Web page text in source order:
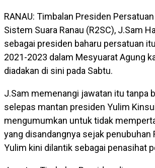
RANAU: Timbalan Presiden
Sistem Suara Ranau (R2SC), J.Sam
sebagai presiden baharu persatuan
2021-2023 dalam Mesyuarat Agung
diadakan di sini pada Sabtu.
J.Sam memenangi jawatan itu tanpa
selepas mantan presiden Yulim
mengumumkan untuk tidak
yang disandangnya sejak penubuhan
Yulim kini dilantik sebagai penasihat